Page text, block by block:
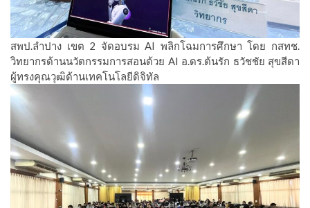
สพป.ลำปาง เขต 2 จัดอบรม AI พลิกโฉมการศึกษา โดย กสทช.
วิทยากรด้านนวัตกรรมการสอนด้วย AI อ.ดร.ต้นรัก ธวัชชัย สุขสีดา
ผู้ทรงคุณวุฒิด้านเทคโนโลยีดิจิทัล